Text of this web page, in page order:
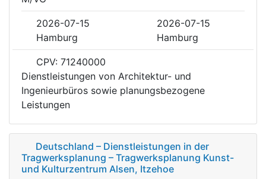
2026-07-15
2026-07-15
Hamburg
Hamburg
CPV: 71240000
Dienstleistungen von Architektur- und
Ingenieurbüros sowie planungsbezogene
Leistungen
Deutschland – Dienstleistungen in der
Tragwerksplanung – Tragwerksplanung Kunst-
und Kulturzentrum Alsen, Itzehoe